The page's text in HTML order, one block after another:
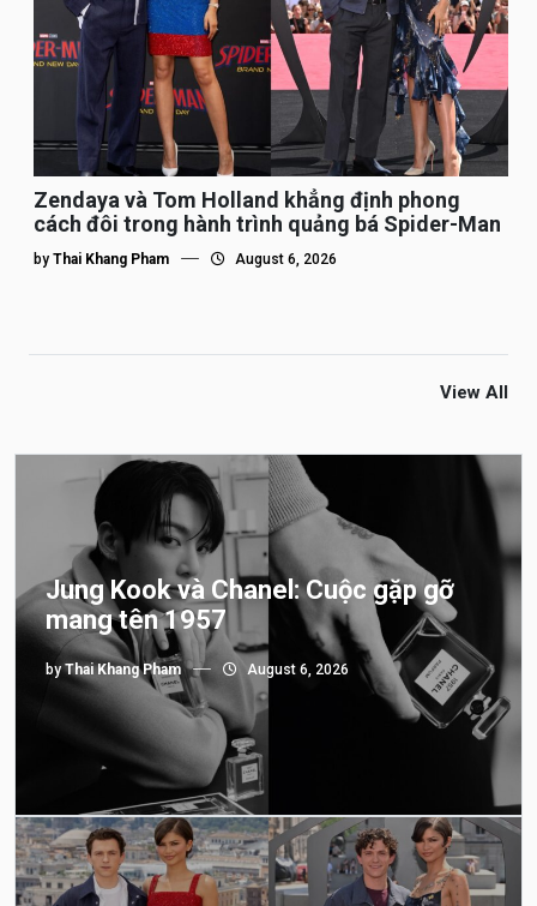
Zendaya và Tom Holland khẳng định phong
cách đôi trong hành trình quảng bá Spider-Man
by Thai Khang Pham August 6, 2026
View All
Jung Kook và Chanel: Cuộc gặp gỡ
mang tên 1957
byThai Khang Pham August 6, 2026